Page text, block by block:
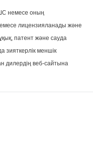
немесе оның
лицензияланады және
патент және сауда
зияткерлік меншік
дилердің веб-сайтына